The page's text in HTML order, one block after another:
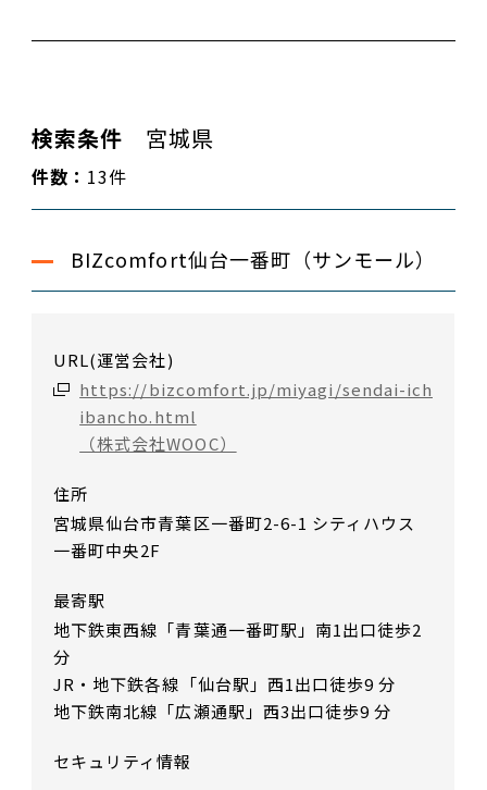
検索条件 宮城県
件数： 13件
BIZcomfort仙台一番町（サンモール）
URL(運営会社)
https://bizcomfort.jp/miyagi/sendai-ich
ibancho.html
（株式会社WOOC）
住所
宮城県仙台市青葉区一番町2-6-1 シティハウス
一番町中央2F
最寄駅
地下鉄東西線「青葉通一番町駅」南1出口徒歩2
分
JR・地下鉄各線「仙台駅」西1出口徒歩9 分
地下鉄南北線「広瀬通駅」西3出口徒歩9 分
セキュリティ情報